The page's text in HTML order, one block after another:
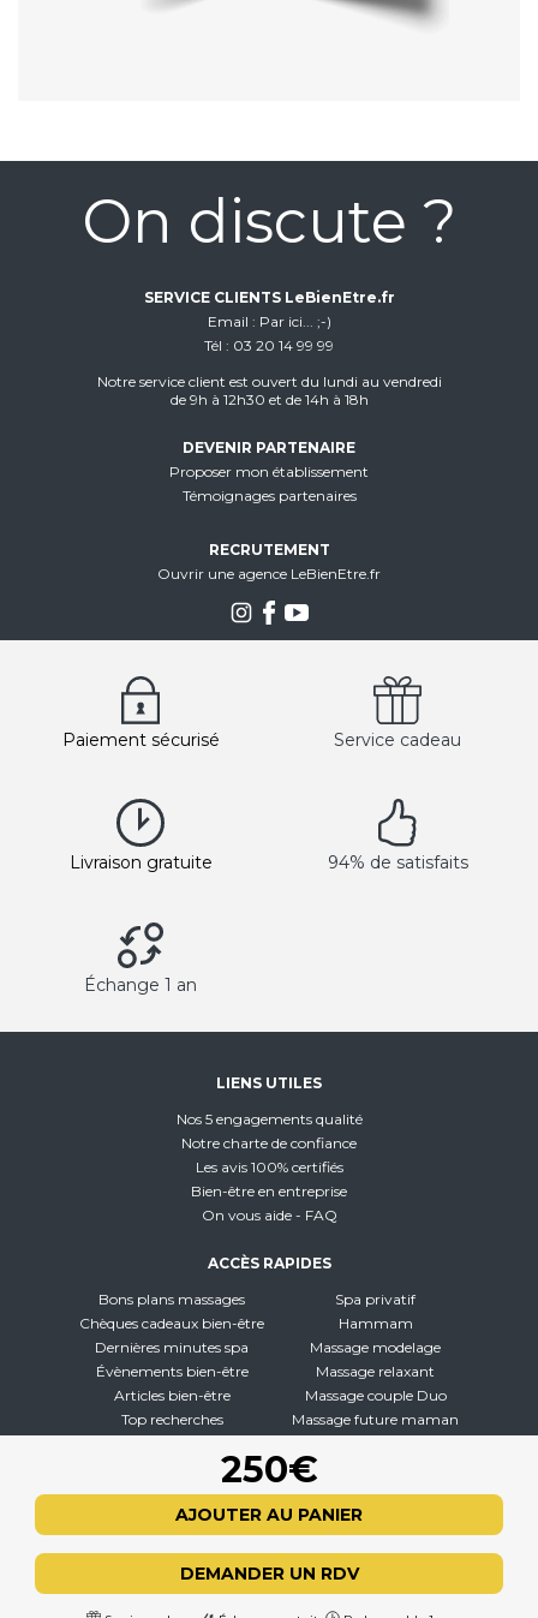
250€
AJOUTER AU PANIER
DEMANDER UN RDV
On discute ?
SERVICE CLIENTS LeBienEtre.fr
Email
Par ici... ;-)
Tél
03 20 14 99 99
Notre service client est ouvert du lundi au vendredi
de 9h à 12h30 et de 14h à 18h
DEVENIR PARTENAIRE
Proposer mon établissement
Témoignages partenaires
RECRUTEMENT
Ouvrir une agence LeBienEtre.fr
Paiement sécurisé Service cadeau
Livraison gratuite 94% de satisfaits
Échange 1 an
LIENS UTILES
Nos 5 engagements qualité
Notre charte de confiance
Les avis 100% certifiés
Bien-être en entreprise
On vous aide - FAQ
ACCÈS RAPIDES
Bons plans massages
Chèques cadeaux bien-être
Dernières minutes spa
Évènements bien-être
Articles bien-être
Top recherches
Spa privatif
Hammam
Massage modelage
Massage relaxant
Massage couple Duo
Massage future maman
À PROPOS
CGV - CGU
Mentions légales